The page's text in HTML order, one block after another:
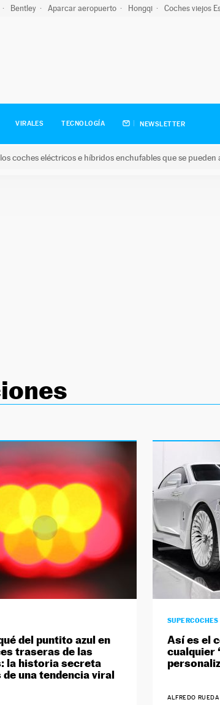
Bentley Aparcar aeropuerto Hongqi Coches viejos
VIRALES TECNOLOGÍA NEWSLETTER
coches eléctricos e híbridos enchufables que se pueden
del puntito azul en
traseras de las
la historia secreta
una tendencia viral
SUPERCOCHES
Así es el
cualquier
ALFREDO RUEDA